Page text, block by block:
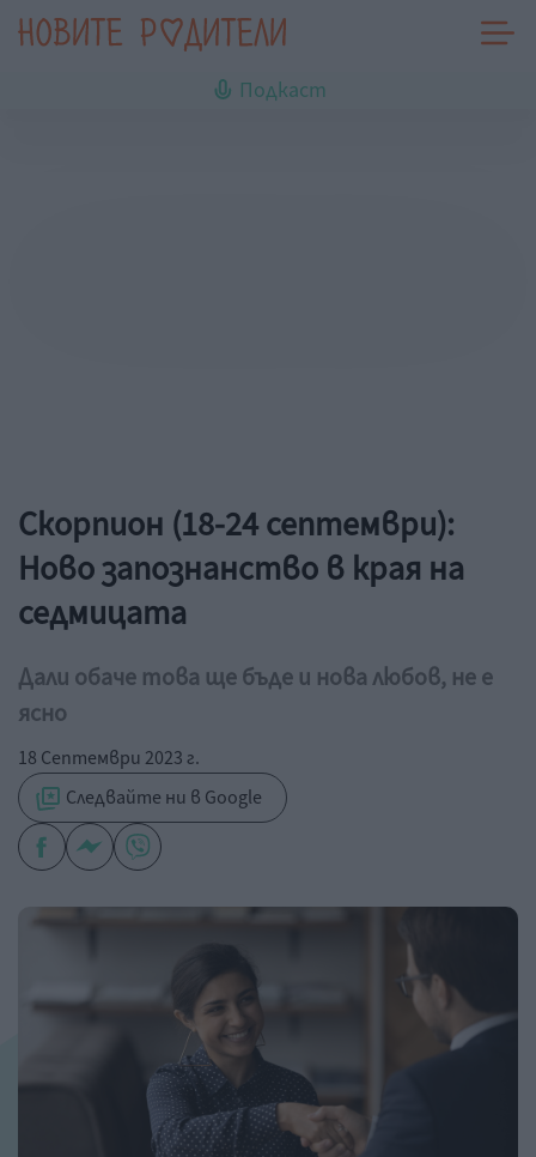
Подкаст
Скорпион (18-24 септември):
Ново запознанство в края на
седмицата
Дали обаче това ще бъде и нова любов, не е
ясно
18 Септември 2023 г.
Следвайте ни в Google